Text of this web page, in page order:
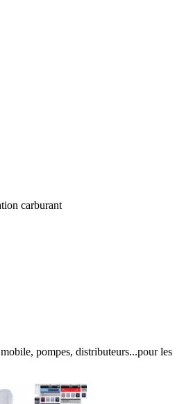
carburant
pompes, distributeurs...pour les